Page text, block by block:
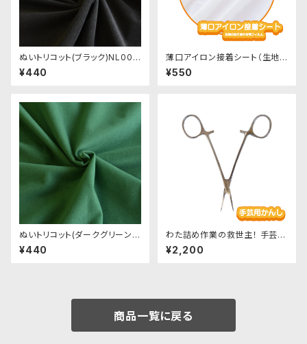
ぬいトリコット(ブラック)NL007
ぬいぐるみ用薄手パイル生地 2
0cm
¥440
薄口アイロン接着シート（生地
の貼り合わせ用フィルム）
¥550
ぬいトリコット(ダークグリーン)
NL034 ぬいぐるみ用薄手パイ
ル生地 20cm
¥440
わた詰め作業の救世主！ 手芸用
かんし｜クロバー
¥2,200
商品一覧に戻る